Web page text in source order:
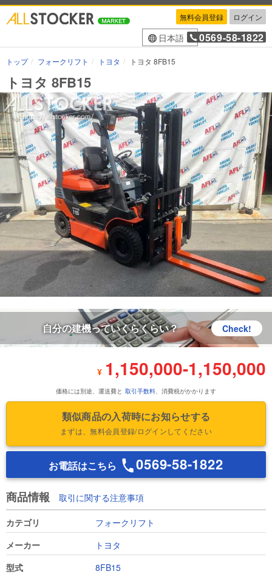
無料会員登録 ログイン
日本語 0569-58-1822
トップ フォークリフト トヨタ トヨタ 8FB15
トヨタ 8FB15
自分の建機っていくらくらい？ Check!
¥ 1,150,000-1,150,000
価格には別途、運送費と 取引手数料、消費税がかかります
類似商品の入荷時にお知らせする
まずは、無料会員登録/ログインしてください
お電話はこちら 0569-58-1822
商品情報 取引に関する注意事項
カテゴリ
フォークリフト
メーカー
トヨタ
型式
8FB15